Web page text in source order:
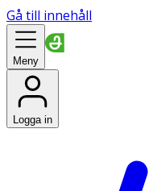
Gå till innehåll
Meny
Logga in